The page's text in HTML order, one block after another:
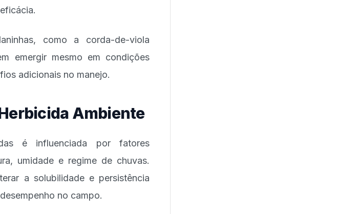
como a corda-de-viola
emergir mesmo em condições
adicionais no manejo.
Ambiente
é influenciada por fatores
umidade e regime de chuvas.
a solubilidade e persistência
no campo.